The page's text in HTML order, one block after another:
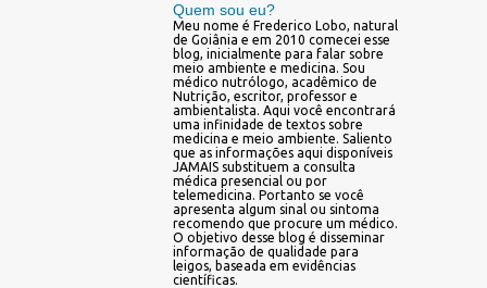
Quem sou eu?
Meu nome é Frederico Lobo, natural
de Goiânia e em 2010 comecei esse
blog, inicialmente para falar sobre
meio ambiente e medicina. Sou
médico nutrólogo, acadêmico de
Nutrição, escritor, professor e
ambientalista. Aqui você encontrará
uma infinidade de textos sobre
medicina e meio ambiente. Saliento
que as informações aqui disponíveis
JAMAIS substituem a consulta
médica presencial ou por
telemedicina. Portanto se você
apresenta algum sinal ou sintoma
recomendo que procure um médico.
O objetivo desse blog é disseminar
informação de qualidade para
leigos, baseada em evidências
científicas.